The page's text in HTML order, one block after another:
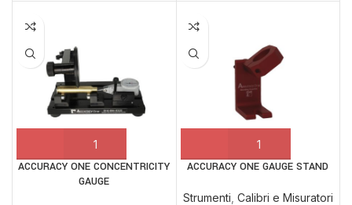
ACCURACY ONE CONCENTRICITY
GAUGE
ACCURACY ONE GAUGE STAND
Strumenti Calibri e Misuratori